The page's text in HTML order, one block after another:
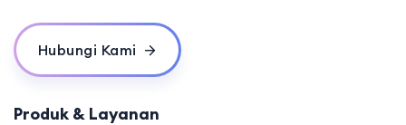
Hubungi Kami
Produk & Layanan